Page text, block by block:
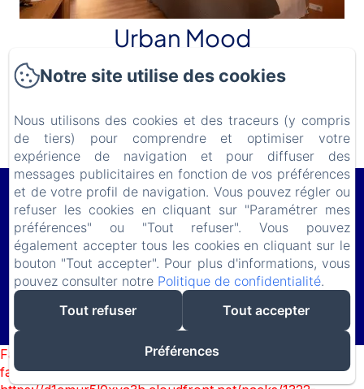
Urban Mood
Découvrir
Le Lodge du Cap Ferret
11 Avenue de Bordeaux, Le Cap Ferret, 33970, France
lelodgeduferret@gmail.com
(+ 33) 618 982 703
Créé par Amenitiz
Failed to load BookingEngine/index: Loading chunk 1322
failed. (missing:
Notre site utilise des cookies
Nous utilisons des cookies et des traceurs (y compris
de tiers) pour comprendre et optimiser votre
expérience de navigation et pour diffuser des
messages publicitaires en fonction de vos préférences
et de votre profil de navigation. Vous pouvez régler ou
refuser les cookies en cliquant sur "Paramétrer mes
préférences" ou "Tout refuser". Vous pouvez
également accepter tous les cookies en cliquant sur le
bouton "Tout accepter". Pour plus d'informations, vous
pouvez consulter notre Politique de confidentialité.
Tout refuser
Tout accepter
Préférences